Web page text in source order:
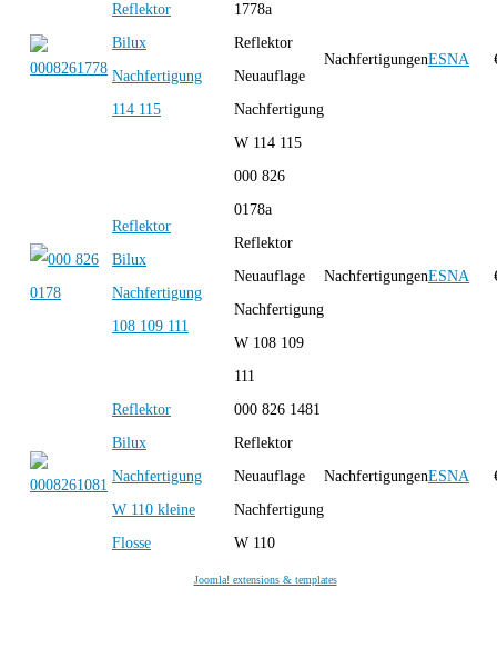
Reflektor
Bilux
Nachfertigung
114 115
1778a
Reflektor
Neuauflage
Nachfertigung
W 114 115
NachfertigungenESNA
Reflektor
Bilux
Nachfertigung
108 109 111
000 826
0178a
Reflektor
Neuauflage
Nachfertigung
W 108 109
111
NachfertigungenESNA
Reflektor
Bilux
Nachfertigung
W 110 kleine
Flosse
000 826 1481
Reflektor
Neuauflage
Nachfertigung
W 110
NachfertigungenESNA
Joomla! extensions & templates